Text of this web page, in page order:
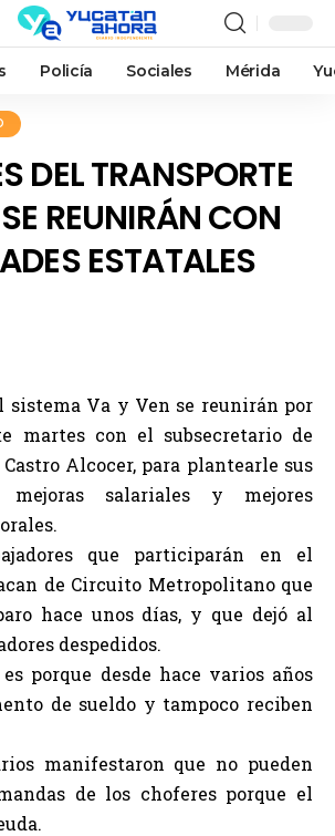
Policía Sociales Mérida
DEL TRANSPORTE
REUNIRÁN CON
ESTATALES
sistema Va y Ven se reunirán por
martes con el subsecretario de
Castro Alcocer, para plantearle sus
mejoras salariales y mejores
que participarán en el
de Circuito Metropolitano que
hace unos días, y que dejó al
despedidos.
porque desde hace varios años
de sueldo y tampoco reciben
manifestaron que no pueden
de los choferes porque el